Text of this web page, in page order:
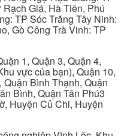
Giá, Hà Tiên, Phú
TP Sóc Trăng Tây Ninh:
Gò Công Trà Vinh: TP
1, Quận 3, Quận 4,
vực của bạn), Quận 10,
Bình Thạnh, Quận
Bình, Quận Tân Phú3
Huyện Củ Chi, Huyện